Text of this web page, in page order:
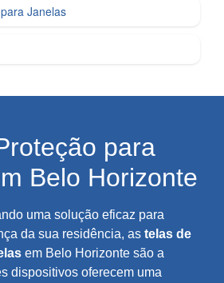
Janelas
para
Belo Horizonte
uma solução eficaz para
da sua residência, as telas de
em Belo Horizonte são a
dispositivos oferecem uma